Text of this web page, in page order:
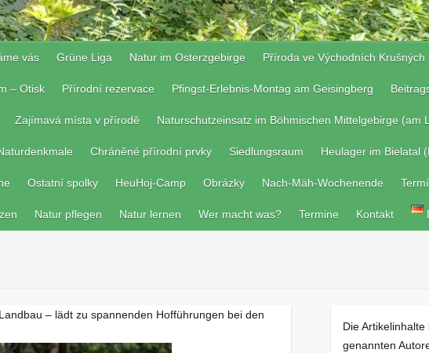
vás Grüne Liga Natur im Osterzgebirge Příroda ve Východních Krušných
– Otisk Přírodní rezervace Pfingst-Erlebnis-Montag am Geisingberg
Zajímavá místa v přírodě Naturschutzeinsatz im Böhmischen Mittelgebirge (am
Chráněné přírodní prvky Siedlungsraum Heulager im Bielatal
Ostatní spolky HeuHoj-Camp Obrázky Nach-Mäh-Wochenende
Natur pflegen Natur lernen Wer macht was? Termine Kontakt
– lädt zu spannenden Hofführungen bei den
Die
genannten